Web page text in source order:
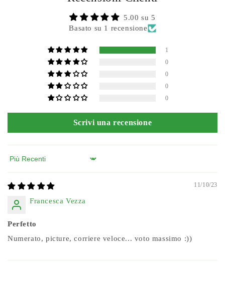
5.00 su 5
Basato su 1 recensione
1
0
0
0
0
Scrivi una recensione
Sort by
11/10/23
Francesca Vezza
Perfetto
Numerato, picture, corriere veloce... voto massimo :))